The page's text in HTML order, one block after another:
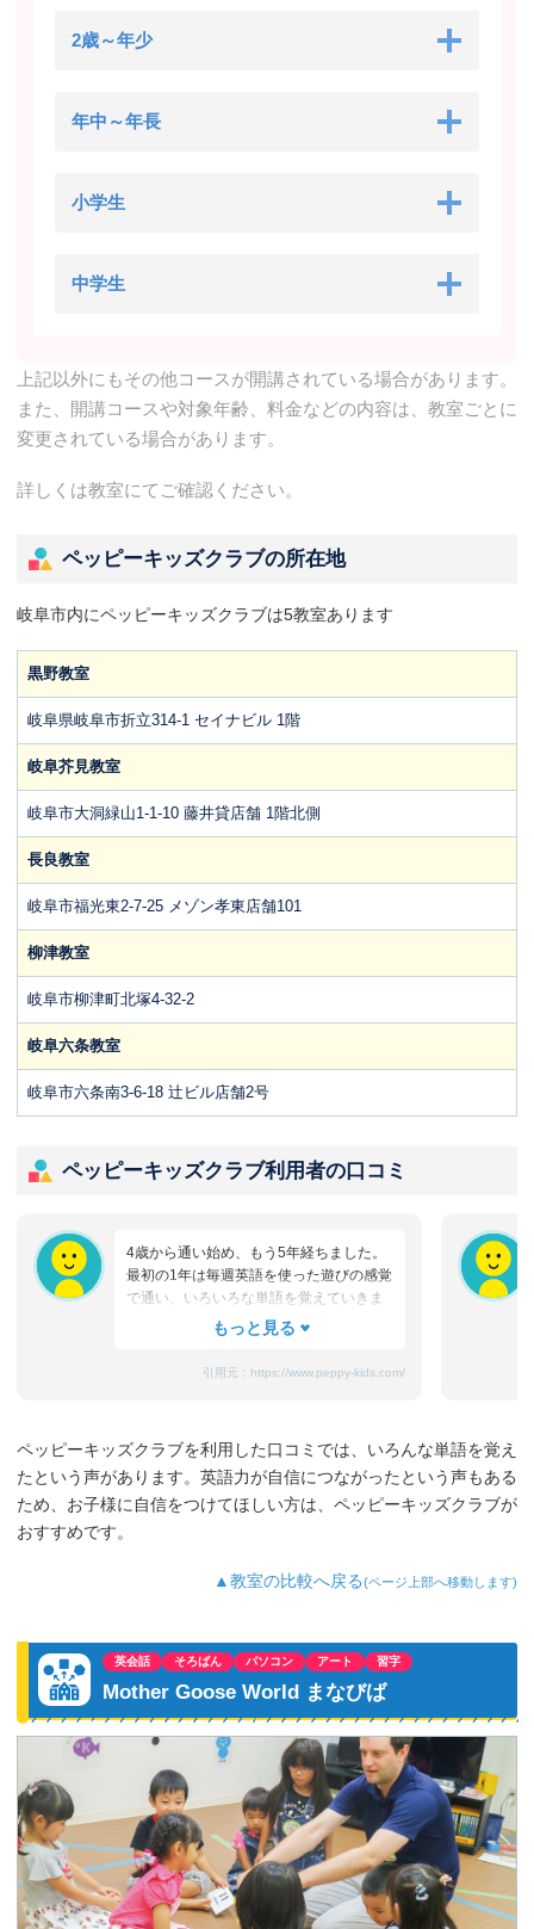
2歳～年少
年中～年長
小学生
中学生
上記以外にもその他コースが開講されている場合があります。
また、開講コースや対象年齢、料金などの内容は、教室ごとに
変更されている場合があります。
詳しくは教室にてご確認ください。
ペッピーキッズクラブの所在地
岐阜市内にペッピーキッズクラブは5教室あります
黒野教室
岐阜県岐阜市折立314-1 セイナビル 1階
岐阜芥見教室
岐阜市大洞緑山1-1-10 藤井貸店舗 1階北側
長良教室
岐阜市福光東2-7-25 メゾン孝東店舗101
柳津教室
岐阜市柳津町北塚4-32-2
岐阜六条教室
岐阜市六条南3-6-18 辻ビル店舗2号
ペッピーキッズクラブ利用者の口コミ
4歳から通い始め、もう5年経ちました。
最初の1年は毎週英語を使った遊びの感覚
で通い、いろいろな単語を覚えていきま
した。2年～3年後は妹に先生の真似をし
ァベットを2人で大きな声で復唱していま
通っています。習い事で英語・習字・ス
イミングに通っているので『部活動が始
まったらどれか辞める?』と娘に聞くと
からも成長して欲しいと思います。
引用元： https://www.peppy-kids.com/
ペッピーキッズクラブを利用した口コミでは、いろんな単語を覚え
たという声があります。英語力が自信につながったという声もある
ため、お子様に自信をつけてほしい方は、ペッピーキッズクラブが
おすすめです。
▲教室の比較へ戻る(ページ上部へ移動します)
英会話 そろばん パソコン アート 習字
Mother Goose World まなびば